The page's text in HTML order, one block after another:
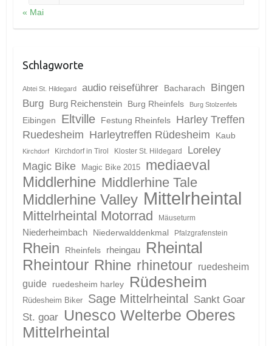
« Mai
Schlagworte
Abtei St. Hildegard audio reiseführer Bacharach
Bingen
Burg
Burg Reichenstein Burg Rheinfels Burg Stolzenfels
Eibingen Eltville Festung Rheinfels
Harley Treffen
Ruedesheim Harleytreffen Rüdesheim Kaub
Kirchdorf Kirchdorf in Tirol Kloster St. Hildegard Loreley
Magic Bike Magic Bike 2015 mediaeval
Middlerhine Middlerhine Tale
Middlerhine Valley Mittelrheintal
Mittelrheintal Motorrad Mäuseturm
Niederheimbach Niederwalddenkmal Pfalzgrafenstein
Rhein Rheinfels rheingau
Rheintal
Rheintour Rhine rhinetour ruedesheim
guide
ruedesheim harley Rüdesheim
Rüdesheim Biker Sage Mittelrheintal Sankt Goar
St. goar Unesco Welterbe Oberes
Mittelrheintal